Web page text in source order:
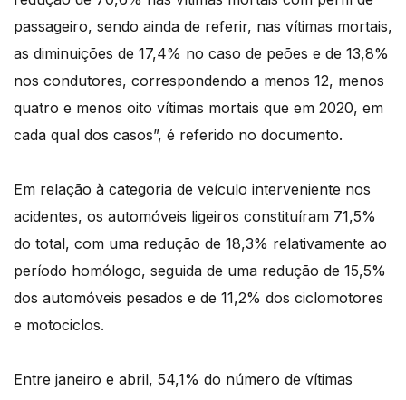
passageiro, sendo ainda de referir, nas vítimas mortais,
as diminuições de 17,4% no caso de peões e de 13,8%
nos condutores, correspondendo a menos 12, menos
quatro e menos oito vítimas mortais que em 2020, em
cada qual dos casos”, é referido no documento.
Em relação à categoria de veículo interveniente nos
acidentes, os automóveis ligeiros constituíram 71,5%
do total, com uma redução de 18,3% relativamente ao
período homólogo, seguida de uma redução de 15,5%
dos automóveis pesados e de 11,2% dos ciclomotores
e motociclos.
Entre janeiro e abril, 54,1% do número de vítimas